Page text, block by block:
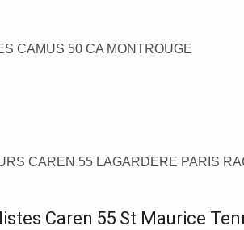
CAMUS 50 CA MONTROUGE
CAREN 55 LAGARDERE PARIS
Caren 55 St Maurice